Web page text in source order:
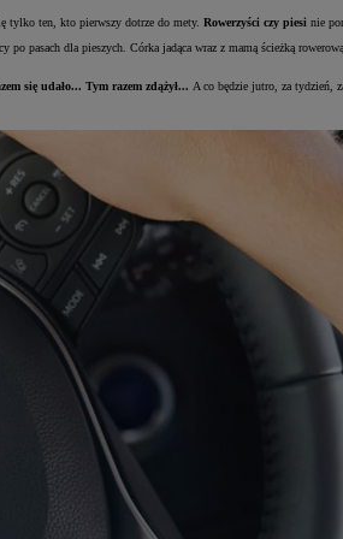
tylko ten, kto pierwszy dotrze do mety. Rowerzyści czy piesi nie
pasach dla pieszych. Córka jadąca wraz z mamą ścieżką
się udało... Tym razem zdążył... A co będzie jutro, za tydzień,